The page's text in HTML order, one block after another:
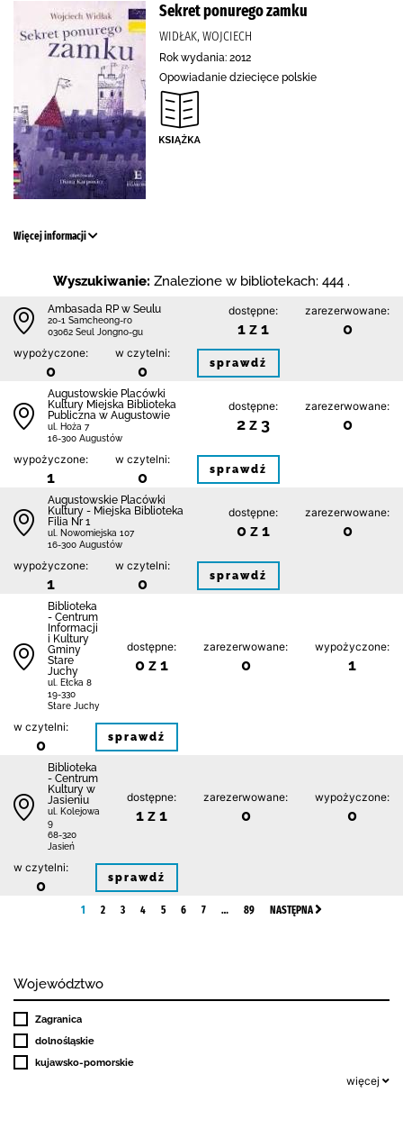
Sekret ponurego zamku
WIDŁAK, WOJCIECH
Rok wydania: 2012
Opowiadanie dziecięce polskie
Więcej informacji
Wyszukiwanie: Znalezione w bibliotekach: 444 .
Ambasada RP w Seulu
20-1 Samcheong-ro
03062 Seul Jongno-gu
dostępne:
1 z 1
zarezerwowane:
0
wypożyczone:
0
w czytelni:
0 sprawdź
Augustowskie Placówki
Kultury Miejska Biblioteka
Publiczna w Augustowie
ul. Hoża 7
16-300 Augustów
dostępne:
2 z 3
zarezerwowane:
0
wypożyczone:
1
w czytelni:
0 sprawdź
Augustowskie Placówki
Kultury - Miejska Biblioteka
Filia Nr 1
ul. Nowomiejska 107
16-300 Augustów
dostępne:
0 z 1
zarezerwowane:
0
wypożyczone:
1
w czytelni:
0 sprawdź
Biblioteka
- Centrum
Informacji
i Kultury
Gminy
Stare
Juchy
ul. Ełcka 8
19-330
Stare Juchy
dostępne:
0 z 1
zarezerwowane:
0
wypożyczone:
1
w czytelni:
0 sprawdź
Biblioteka
- Centrum
Kultury w
Jasieniu
ul. Kolejowa
9
68-320
Jasień
dostępne:
1 z 1
zarezerwowane:
0
wypożyczone:
0
w czytelni:
0 sprawdź
1 2 3 4 5 6 7 … 89 NASTĘPNA
Województwo
Zagranica
dolnośląskie
kujawsko-pomorskie
więcej